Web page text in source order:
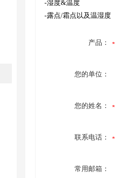
-湿度&温度
-露点/霜点以及温湿度
产品：
您的单位：
您的姓名：
联系电话：
常用邮箱：